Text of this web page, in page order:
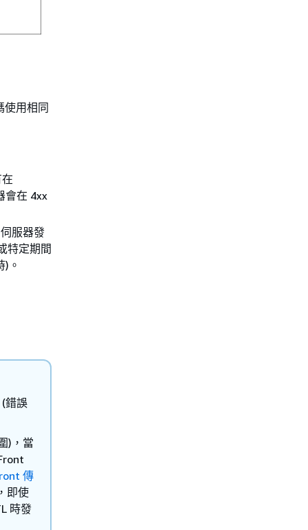
使用相同
會在 4xx
服器發
特定期間
。
錯誤
)，當
傳
即使
時發